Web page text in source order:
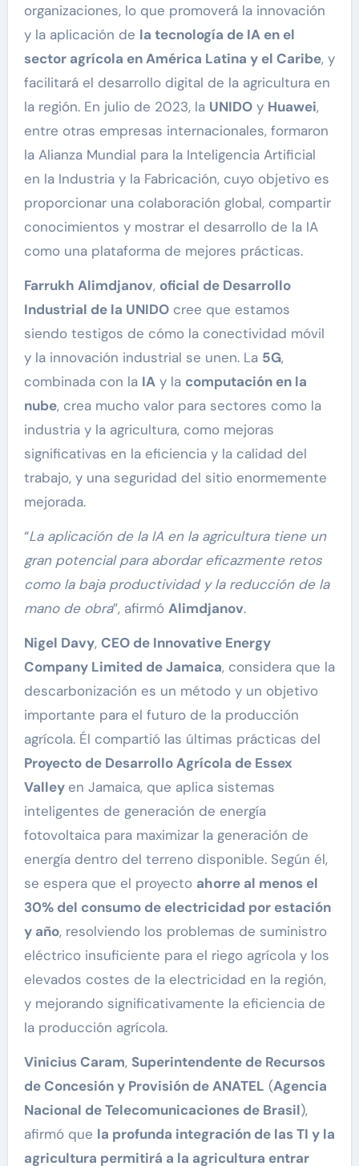
organizaciones, lo que promoverá la innovación
y la aplicación de la tecnología de IA en el
sector agrícola en América Latina y el Caribe, y
facilitará el desarrollo digital de la agricultura en
la región. En julio de 2023, la UNIDOy Huawei,
entre otras empresas internacionales, formaron
la Alianza Mundial para la Inteligencia Artificial
en la Industria y la Fabricación, cuyo objetivo es
proporcionar una colaboración global, compartir
conocimientos y mostrar el desarrollo de la IA
como una plataforma de mejores prácticas.
Farrukh Alimdjanov, oficial de Desarrollo
Industrial de la UNIDOcree que estamos
siendo testigos de cómo la conectividad móvil
y la innovación industrial se unen. La 5G,
combinada con la IAy la computación en la
nube, crea mucho valor para sectores como la
industria y la agricultura, como mejoras
significativas en la eficiencia y la calidad del
trabajo, y una seguridad del sitio enormemente
mejorada.
“La aplicación de la IA en la agricultura tiene un
gran potencial para abordar eficazmente retos
como la baja productividad y la reducción de la
mano de obra”, afirmó Alimdjanov.
Nigel Davy, CEO de Innovative Energy
Company Limited de Jamaica, considera que la
descarbonización es un método y un objetivo
importante para el futuro de la producción
agrícola. Él compartió las últimas prácticas del
Proyecto de Desarrollo Agrícola de Essex
Valley en Jamaica, que aplica sistemas
inteligentes de generación de energía
fotovoltaica para maximizar la generación de
energía dentro del terreno disponible. Según él,
se espera que el proyecto ahorre al menos el
30% del consumo de electricidad por estación
y año, resolviendo los problemas de suministro
eléctrico insuficiente para el riego agrícola y los
elevados costes de la electricidad en la región,
y mejorando significativamente la eficiencia de
la producción agrícola.
Vinicius Caram, Superintendente de Recursos
de Concesión y Provisión de ANATEL (Agencia
Nacional de Telecomunicaciones de Brasil),
afirmó que la profunda integración de las TI y la
agricultura permitirá a la agricultura entrar